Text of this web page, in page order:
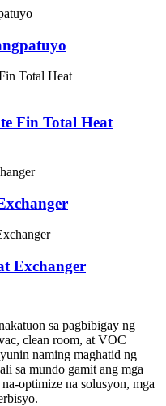
Fin Total Heat
Exchanger
sa pagbibigay ng
clean room, at VOC
naming maghatid ng
sa mundo gamit ang mga
optimize na solusyon, mga